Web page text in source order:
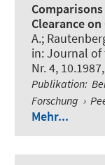
Clearance
A.;
in:Journal of
Nr. 4,
Publikation:
Forschung ›
Mehr...